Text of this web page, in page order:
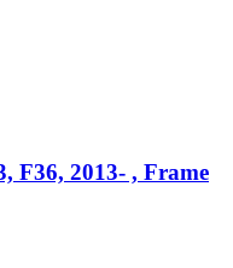
F36, 2013- , Frame